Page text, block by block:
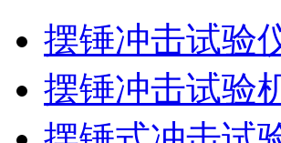
摆锤冲击试验
摆锤冲击试验